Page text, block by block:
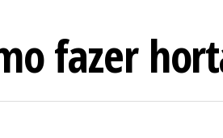
fazer